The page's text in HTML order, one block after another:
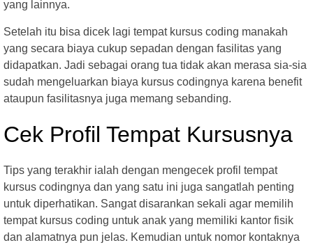
yang lainnya.
Setelah itu bisa dicek lagi tempat kursus coding manakah
yang secara biaya cukup sepadan dengan fasilitas yang
didapatkan. Jadi sebagai orang tua tidak akan merasa sia-sia
sudah mengeluarkan biaya kursus codingnya karena benefit
ataupun fasilitasnya juga memang sebanding.
Cek Profil Tempat Kursusnya
Tips yang terakhir ialah dengan mengecek profil tempat
kursus codingnya dan yang satu ini juga sangatlah penting
untuk diperhatikan. Sangat disarankan sekali agar memilih
tempat kursus coding untuk anak yang memiliki kantor fisik
dan alamatnya pun jelas. Kemudian untuk nomor kontaknya